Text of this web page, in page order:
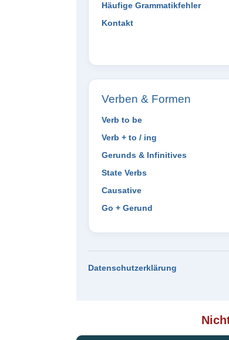
Häufige Grammatikfehler
Kontakt
Verben & Formen
Verb to be
Verb + to / ing
Gerunds & Infinitives
State Verbs
Causative
Go + Gerund
Datenschutzerklärung